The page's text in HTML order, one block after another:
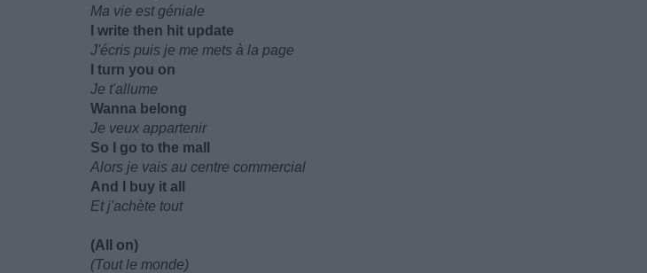
Ma vie est géniale
I write then hit update
J'écris puis je me mets à la page
I turn you on
Je t'allume
Wanna belong
Je veux appartenir
So I go to the mall
Alors je vais au centre commercial
And I buy it all
Et j'achète tout
(All on)
(Tout le monde)